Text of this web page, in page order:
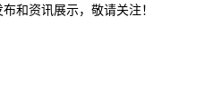
和资讯展示，敬请关注！